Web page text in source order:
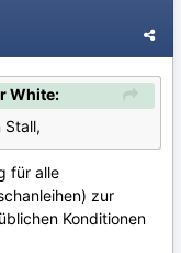
White:
Stall,
für alle
zur
Konditionen